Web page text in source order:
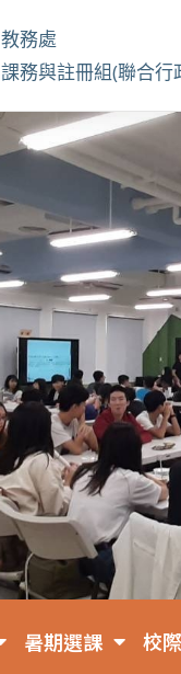
教務
課務與註冊組(聯合行
暑期選課 校